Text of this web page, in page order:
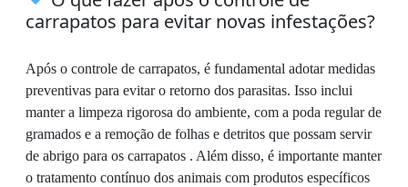
carrapatos para evitar novas infestações?
Após o controle de carrapatos, é fundamental adotar medidas
preventivas para evitar o retorno dos parasitas. Isso inclui
manter a limpeza rigorosa do ambiente, com a poda regular de
gramados e a remoção de folhas e detritos que possam servir
de abrigo para os carrapatos . Além disso, é importante manter
o tratamento contínuo dos animais com produtos específicos